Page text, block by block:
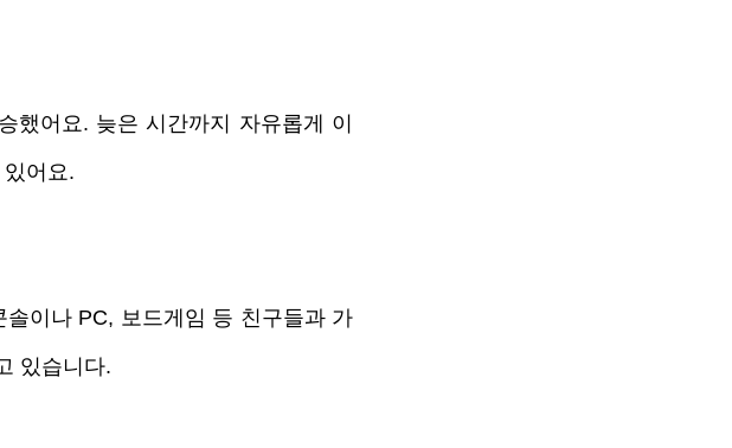
했어요. 늦은 시간까지 자유롭게 이
어요.
이나 PC, 보드게임 등 친구들과 가
있습니다.